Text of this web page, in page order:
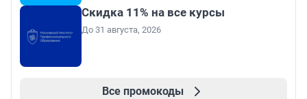
Скидка 11% на все курсы
До 31 августа, 2026
Все промокоды